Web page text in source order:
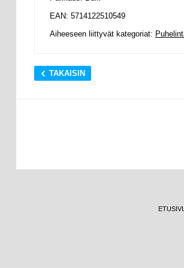
EAN: 5714122510549
Aiheeseen liittyvät kategoriat:
TAKAISIN